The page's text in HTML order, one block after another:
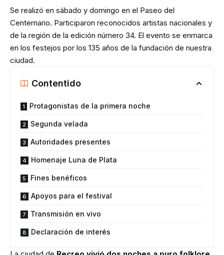
Se realizó en sábado y domingo en el Paseo del
Centernario. Participaron reconocidos artistas nacionales y
de la región de la edición número 34. El evento se enmarca
en los festejos por los 135 años de la fundación de nuestra
ciudad.
Contentido
Protagonistas de la primera noche
Segunda velada
Autoridades presentes
Homenaje Luna de Plata
Fines benéficos
Apoyos para el festival
Transmisión en vivo
Declaración de interés